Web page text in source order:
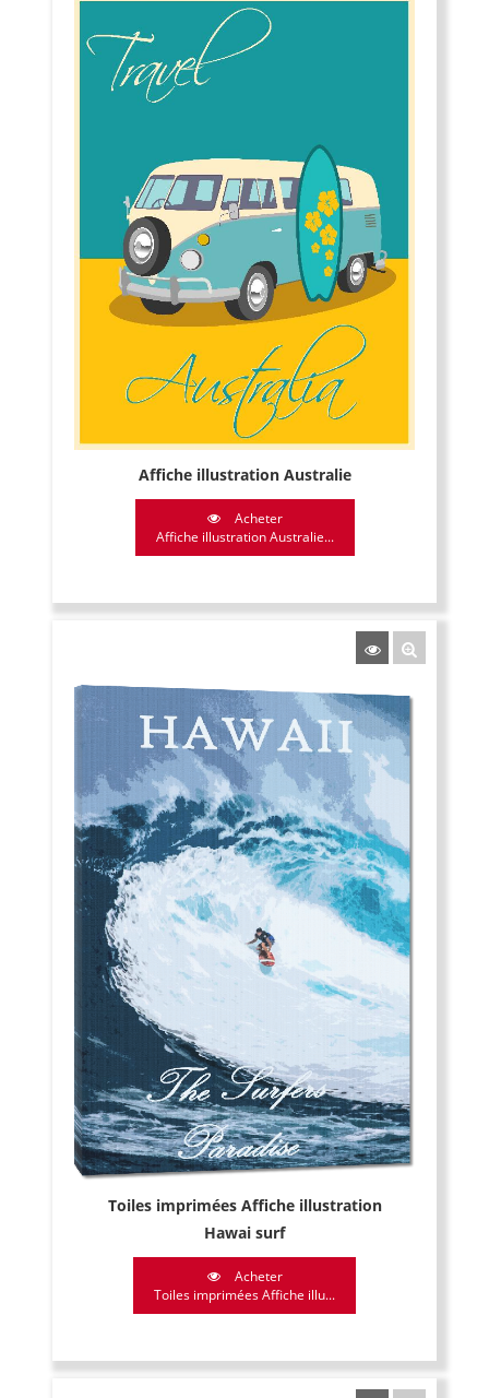
Affiche illustration Australie
Acheter
Affiche illustration Australie...
Toiles imprimées Affiche illustration
Hawai surf
Acheter
Toiles imprimées Affiche illu...